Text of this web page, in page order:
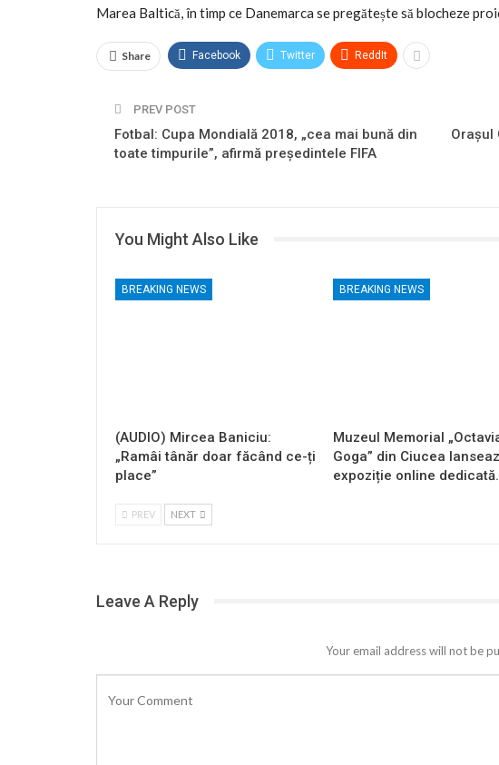
Marea Baltică, în timp ce Danemarca se pregătește să blocheze
Share Facebook Twitter ReddIt
PREV POST
Fotbal: Cupa Mondială 2018, „cea mai bună din
toate timpurile”, afirmă preşedintele FIFA
Orașul
You Might Also Like
BREAKING NEWS
(AUDIO) Mircea Baniciu:
„Ramâi tânăr doar făcând ce-ți
place”
BREAKING NEWS
Muzeul Memorial
Goga” din Ciucea
expoziție online
PREV NEXT
Leave A Reply
Your email address will not be